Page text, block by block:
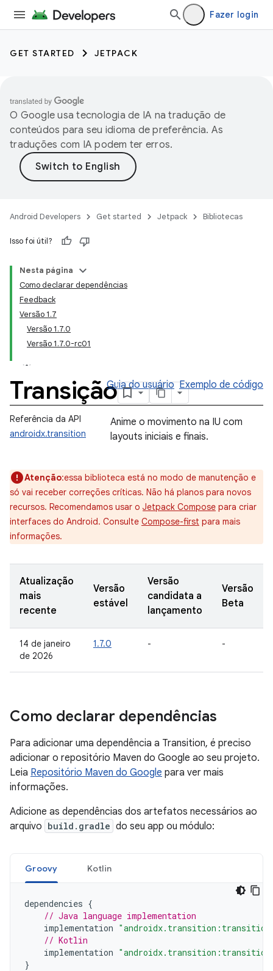
Fazer login
GET STARTED JETPACK
O Google usa tecnologia de IA na tradução de
conteúdos para seu idioma de preferência. As
traduções com IA podem ter erros.
Android Developers Get started Jetpack Bibliotecas
Isso foi útil?
Nesta página
Como declarar dependências
Feedback
Versão 1.7
Versão 1.7.0
Versão 1.7.0-rc01
TransiçãoGuia do usuário Exemplo de código
Referência da API
androidx.transition
Anime o movimento na IU com
layouts iniciais e finais.
Atenção:essa biblioteca está no modo de manutenção e
só vai receber correções críticas. Não há planos para novos
recursos. Recomendamos usar o Jetpack Compose para criar
interfaces do Android. Consulte Compose-first para mais
informações.
Atualização
mais
recente
Versão
estável
Versão
candidata a
lançamento
Versão
Beta
14 de janeiro
de 2026
1.7.0 - -
Como declarar dependências
Para adicionar uma dependência a Transition, é preciso
adicionar o repositório Maven do Google ao seu projeto.
Leia Repositório Maven do Google para ver mais
informações.
Adicione as dependências dos artefatos necessários ao
arquivo build.gradle do seu app ou módulo:
Groovy Kotlin
dependencies {
// Java language implementation
implementation
// Kotlin
implementation
}